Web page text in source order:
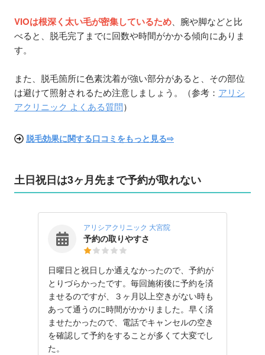
VIOは根深く太い毛が密集しているため、腕や脚などと比
べると、脱毛完了までに回数や時間がかかる傾向にありま
す。
また、脱毛箇所に色素沈着が強い部分があると、その部位
は避けて照射されるため注意しましょう。（参考： アリシ
アクリニック よくある質問）
脱毛効果に関する口コミをもっと見る⇨
土日祝日は3ヶ月先まで予約が取れない
アリシアクリニック 大宮院
予約の取りやすさ
日曜日と祝日しか通えなかったので、予約が
とりづらかったです。毎回施術後に予約を済
ませるのですが、３ヶ月以上空きがない時も
あって通うのに時間がかかりました。早く済
ませたかったので、電話でキャンセルの空き
を確認して予約をすることが多くて大変でし
た。